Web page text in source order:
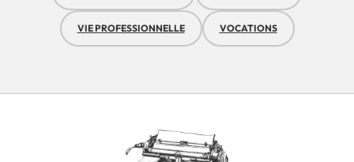
VIE PROFESSIONNELLE VOCATIONS